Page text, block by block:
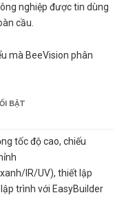
nghiệp được tin dùng
cầu.
mà BeeVision phân
BẬT
tốc độ cao, chiếu
IR/UV), thiết lập
trình với EasyBuilder